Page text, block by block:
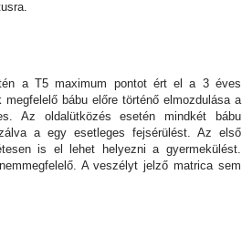
a T5 maximum pontot ért el a 3 éves
bábu előre történő elmozdulása a
Az oldalütközés esetén mindkét bábu
a egy esetleges fejsérülést. Az első
is el lehet helyezni a gyermekülést.
A veszélyt jelző matrica sem